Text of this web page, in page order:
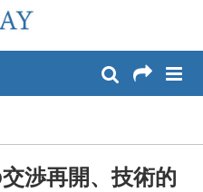
渉再開、技術的